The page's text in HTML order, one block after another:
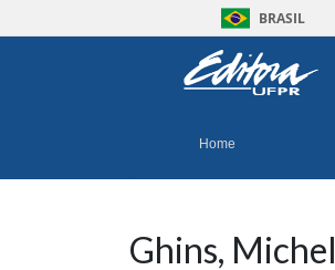
BRASIL
Home
Ghins, Michel